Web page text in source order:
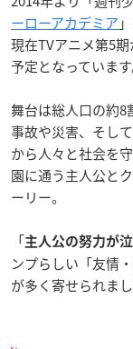
ーローアカデミア
現在TVアニメ第5
予定となっています
舞台は総人口の約8
事故や災害、そし
から人々と社会を
園に通う主人公と
ーリー。
「主人公の努力が
ンプらしい「友情
が多く寄せられまし